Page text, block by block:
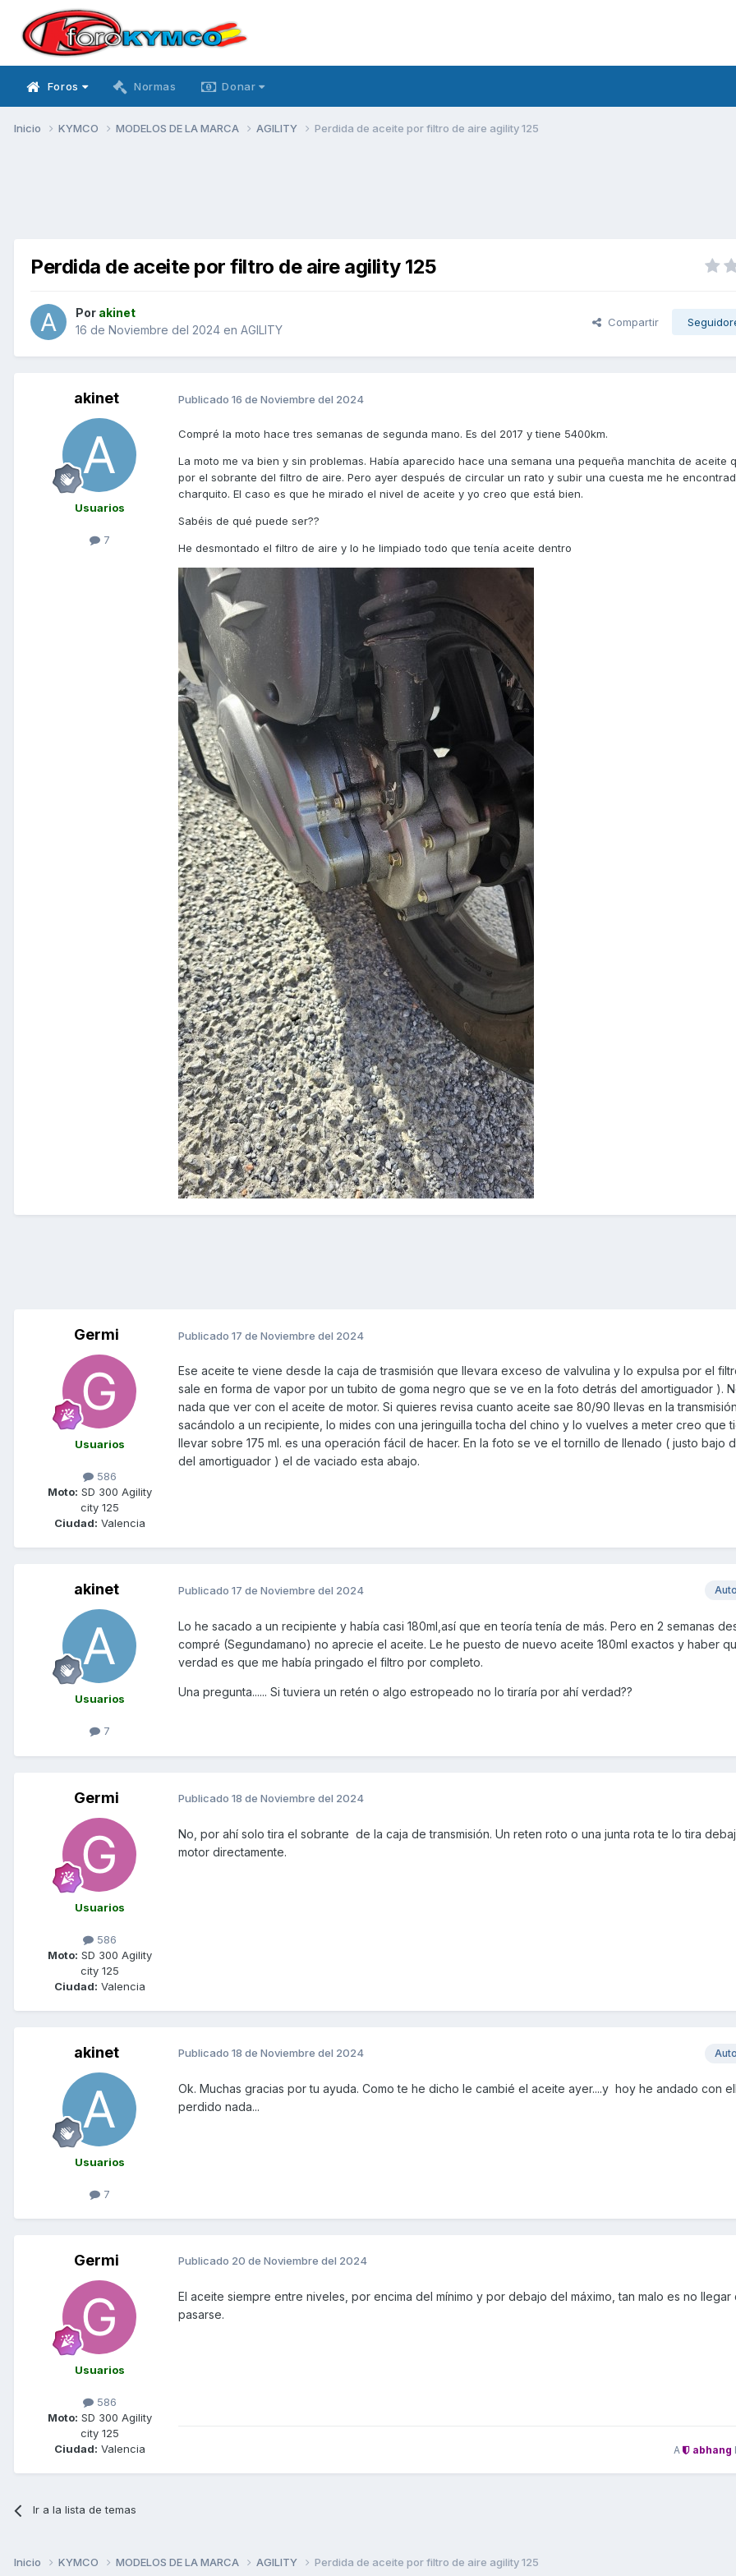
Foros Normas Donar
Inicio KYMCO MODELOS DE LA MARCA AGILITY Perdida de aceite por filtro de aire agility 125
Perdida de aceite por filtro de aire agility 125
Por akinet
16 de Noviembre del 2024 en AGILITY
Compartir
akinet
Usuarios
7
Publicado 16 de Noviembre del 2024
Compré la moto hace tres semanas de segunda mano. Es del 2017 y tiene 5400km.
La moto me va bien y sin problemas. Había aparecido hace una semana una pequeña manchita de aceite
por el sobrante del filtro de aire. Pero ayer después de circular un rato y subir una cuesta me he
charquito. El caso es que he mirado el nivel de aceite y yo creo que está bien.
Sabéis de qué puede ser??
He desmontado el filtro de aire y lo he limpiado todo que tenía aceite dentro
Germi
Usuarios
586
Moto: SD 300 Agility
city 125
Ciudad: Valencia
Publicado 17 de Noviembre del 2024
Ese aceite te viene desde la caja de trasmisión que llevara exceso de valvulina y lo expulsa por el
sale en forma de vapor por un tubito de goma negro que se ve en la foto detrás del amortiguador ).
nada que ver con el aceite de motor. Si quieres revisa cuanto aceite sae 80/90 llevas en la transmisión,
sacándolo a un recipiente, lo mides con una jeringuilla tocha del chino y lo vuelves a meter creo que
llevar sobre 175 ml. es una operación fácil de hacer. En la foto se ve el tornillo de llenado ( justo bajo
del amortiguador ) el de vaciado esta abajo.
akinet
Usuarios
7
Publicado 17 de Noviembre del 2024
Lo he sacado a un recipiente y había casi 180ml,así que en teoría tenía de más. Pero en 2 semanas
compré (Segundamano) no aprecie el aceite. Le he puesto de nuevo aceite 180ml exactos y haber
verdad es que me había pringado el filtro por completo.
Una pregunta...... Si tuviera un retén o algo estropeado no lo tiraría por ahí verdad??
Germi
Usuarios
586
Moto: SD 300 Agility
city 125
Ciudad: Valencia
Publicado 18 de Noviembre del 2024
No, por ahí solo tira el sobrante de la caja de transmisión. Un reten roto o una junta rota te lo tira
motor directamente.
akinet
Usuarios
7
Publicado 18 de Noviembre del 2024
Ok. Muchas gracias por tu ayuda. Como te he dicho le cambié el aceite ayer....y hoy he andado con
perdido nada...
Germi
Usuarios
586
Moto: SD 300 Agility
city 125
Ciudad: Valencia
Publicado 20 de Noviembre del 2024
El aceite siempre entre niveles, por encima del mínimo y por debajo del máximo, tan malo es no llegar
pasarse.
A abhang
Ir a la lista de temas
Inicio KYMCO MODELOS DE LA MARCA AGILITY Perdida de aceite por filtro de aire agility 125